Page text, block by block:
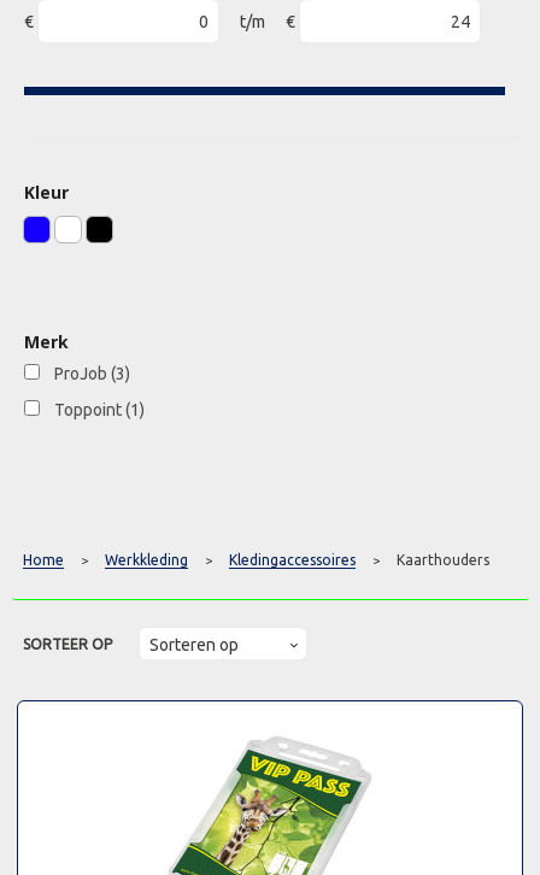
€ t/m €
Kleur
Merk
ProJob (3)
Toppoint (1)
Home > Werkkleding > Kledingaccessoires > Kaarthouders
SORTEER OP